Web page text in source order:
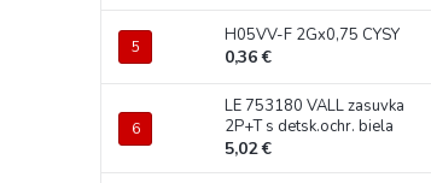
H05VV-F 2Gx0,75 CYSY
0,36 €
LE 753180 VALL zasuvka
2P+T s detsk.ochr. biela
5,02 €